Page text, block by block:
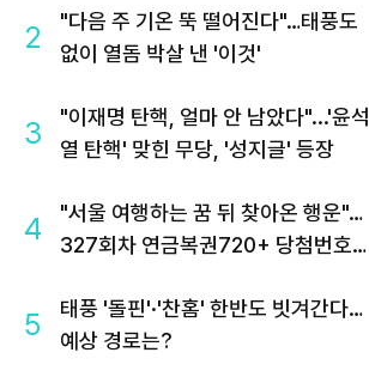
2
"다음 주 기온 뚝 떨어진다"…태풍도
없이 열돔 박살 낸 '이것'
3
"이재명 탄핵, 얼마 안 남았다"...'윤석
열 탄핵' 맞힌 무당, '성지글' 등장
4
"서울 여행하는 꿈 뒤 찾아온 행운"…
327회차 연금복권720+ 당첨번호조
5
태풍 '돌핀'·'찬홈' 한반도 빗겨간다…
예상 경로는?